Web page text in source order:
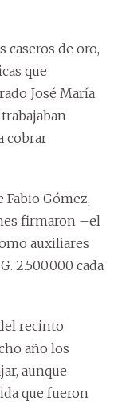
caseros de oro,
que
José María
cobrar
Gómez,
firmaron –el
auxiliares
2.500.000 cada
recinto
año los
aunque
que fueron